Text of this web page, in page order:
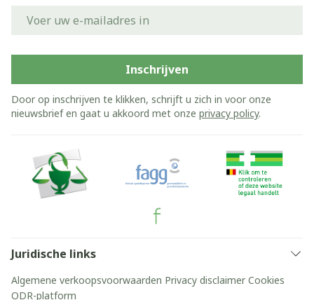
Inschrijven
Door op inschrijven te klikken, schrijft u zich in voor onze
nieuwsbrief en gaat u akkoord met onze privacy policy.
Juridische links
Algemene verkoopsvoorwaarden Privacy disclaimer Cookies
ODR-platform